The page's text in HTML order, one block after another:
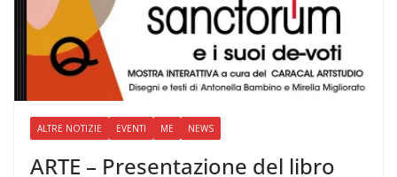
ALTRE NOTIZIE EVENTI ME NEWS
ARTE – Presentazione del libro